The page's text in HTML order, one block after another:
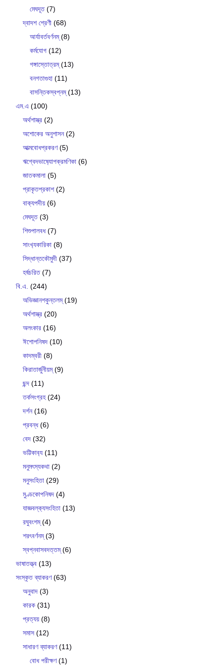
মেঘদূত(7)
দ্বাদশ শ্রেণী (68)
আর্যাবর্তবর্ণনম্(8)
কর্মযোগ (12)
গঙ্গাস্তোত্রম্(13)
বনগতাগুহা (11)
বাসন্তিকস্বপ্নম্(13)
এম.এ (100)
অর্থশাস্ত্র (2)
অশোকের অনুশাসন(2)
আত্মবোধপ্রকরণ(5)
ঋগ্বেদভাষ‍্যোপক্রমণিকা (6)
জাতকমালা (5)
প্রাকৃতপ্রকাশ(2)
বাক‍্যপদীয় (6)
মেঘদূত(3)
শিশুপালবধ(7)
সাংখ‍্যকারিকা (8)
সিদ্ধান্তকৌমুদী (37)
হর্ষচরিত(7)
বি.এ. (244)
অভিজ্ঞানশকুন্তলম্(19)
অর্থশাস্ত্র (20)
অলংকার (16)
ঈশোপনিষদ (10)
কাদম্বরী (8)
কিরাতার্জুনীয়ম্(9)
ছন্দ (11)
তর্কসংগ্রহ(24)
দর্শন(16)
প্রবন্ধ(6)
বেদ (32)
ভট্টিকাব‍্য (11)
মনুমৎস্যকথা (2)
মনুসংহিতা (29)
মুণ্ডকোপনিষদ (4)
যাজ্ঞবল্ক‍্যসংহিতা (13)
রঘুবংশম্(4)
শরৎবর্ণনম্(3)
স্বপ্নবাসবদত্তম্(6)
ভাষাতত্ত্ব (13)
সংস্কৃত ব্যাকরণ(63)
অনুবাদ (3)
কারক (31)
প্রত্যয় (8)
সমাস (12)
সাধারণ ব্যাকরণ(11)
বোধ পরীক্ষণ(1)